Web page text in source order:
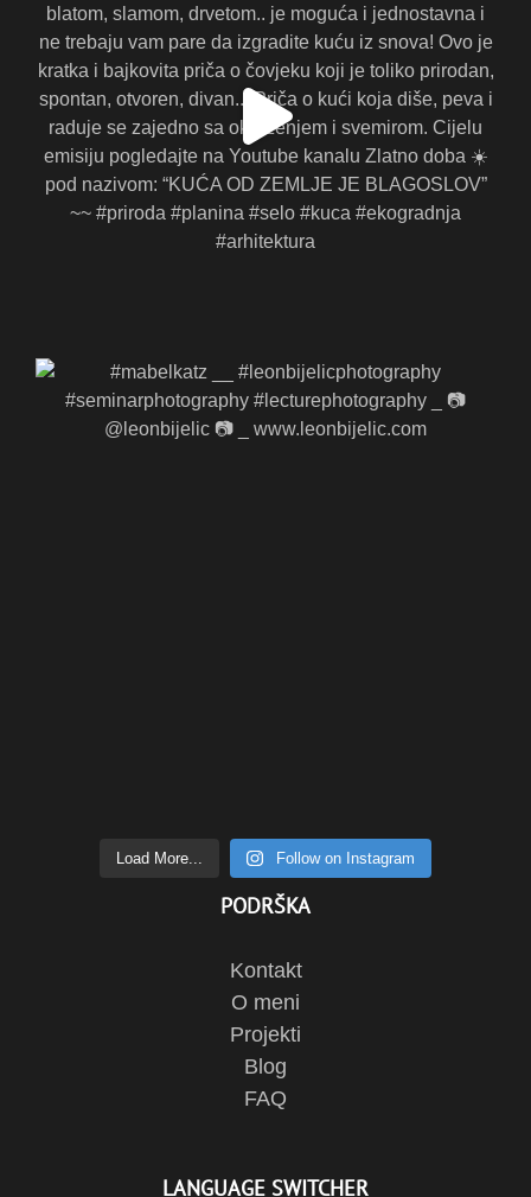
Load More... Follow on Instagram
PODRŠKA
Kontakt
O meni
Projekti
Blog
FAQ
LANGUAGE SWITCHER